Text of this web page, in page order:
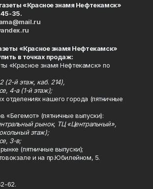
«Красное знамя Нефтекамск»
35.
«Красное знамя Нефтекамск»
в точках продаж:
«Красное знамя Нефтекамск» по
(2-й этаж, каб. 214),
4-а (1-й этаж);
отделениях нашего города (пятничные
«Бегемот» (пятничные выпуски):
рынок, ТЦ «Центральный»,
этаж);
3-в;
(пятничные выпуски);
и на пр.Юбилейном, 5.
62.